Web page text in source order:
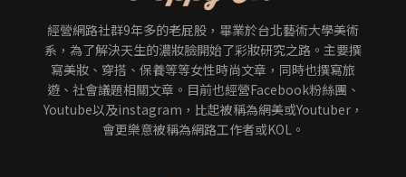
經營網路社群9年多的老屁股，畢業於台北藝術大學美術
系，為了解決天生的濃妝臉開始了彩妝研究之路。主要撰
寫美妝、穿搭、保養等等女性時尚文章，同時也撰寫旅
遊、社會議題相關文章。目前也經營Facebook粉絲團、
Youtube以及instagram，比起被稱為網美或Youtuber，
會更樂意被稱為網路工作者或KOL。